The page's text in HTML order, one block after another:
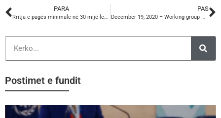
PARA
Rritja e pagës minimale në 30 mijë lek/muaj, KSSH ka dhënë kontributin e saj.
PAS
December 19, 2020 – Working group meeting for Reconciliation Offices
Postimet e fundit